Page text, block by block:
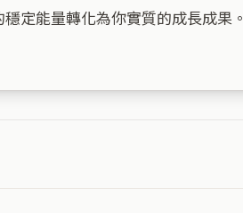
定能量轉化為你實質的成長成果。